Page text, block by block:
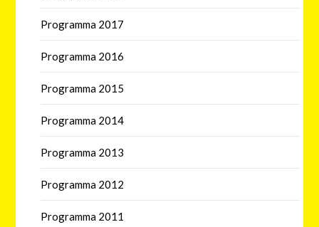
Programma 2017
Programma 2016
Programma 2015
Programma 2014
Programma 2013
Programma 2012
Programma 2011